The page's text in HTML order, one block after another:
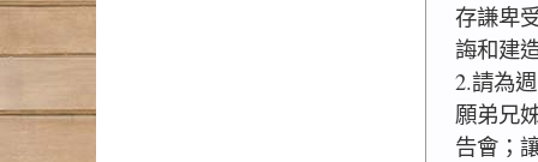
存謙卑
誨和建
2.請為
願弟兄
告會；